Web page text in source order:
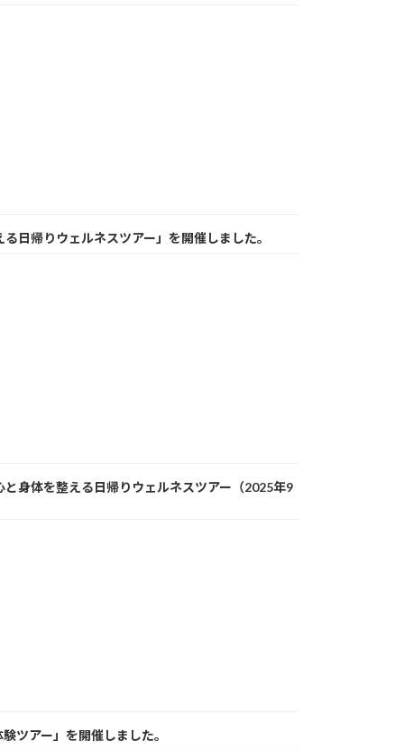
日帰りウェルネスツアー」を開催しました。
身体を整える日帰りウェルネスツアー（2025年9
ツアー」を開催しました。